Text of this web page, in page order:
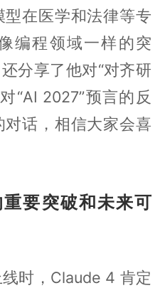
在医学和法律等专
编程领域一样的突
分享了他对“对齐研
“AI 2027”预言的反
话，相信大家会喜
要突破和未来可
时，Claude 4 肯定